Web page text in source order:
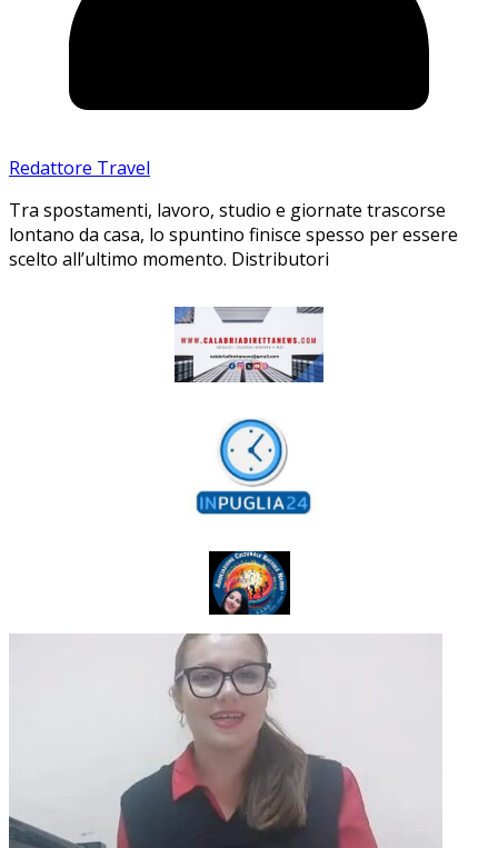
Redattore Travel
Tra spostamenti, lavoro, studio e giornate trascorse
lontano da casa, lo spuntino finisce spesso per essere
scelto all’ultimo momento. Distributori